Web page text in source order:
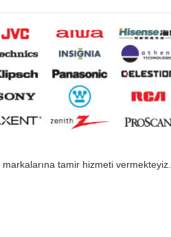
tamir hizmeti vermekteyiz.